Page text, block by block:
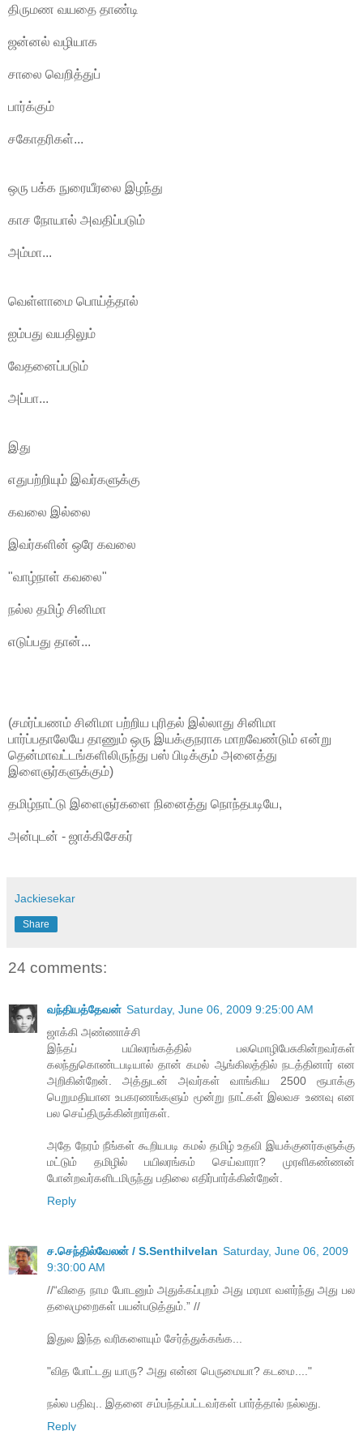
திருமண வயதை தாண்டி
ஜன்னல் வழியாக
சாலை வெறித்துப்
பார்க்கும்
சகோதரிகள்...
ஒரு பக்க நுரையீரலை இழந்து
காச நோயால் அவதிப்படும்
அம்மா...
வெள்ளாமை பொய்த்தால்
ஐம்பது வயதிலும்
வேதனைப்படும்
அப்பா...
இது
எதுபற்றியும் இவர்களுக்கு
கவலை இல்லை
இவர்களின் ஒரே கவலை
"வாழ்நாள் கவலை"
நல்ல தமிழ் சினிமா
எடுப்பது தான்...
(சமர்ப்பணம் சினிமா பற்றிய புரிதல் இல்லாது சினிமா
பார்ப்பதாலேயே தாணும் ஒரு இயக்குநராக மாறவேண்டும் என்று
தென்மாவட்டங்களிலிருந்து பஸ் பிடிக்கும் அனைத்து
இளைஞர்களுக்கும்)
தமிழ்நாட்டு இளைஞர்களை நினைத்து நொந்தபடியே,
அன்புடன் - ஜாக்கிசேகர்
Jackiesekar
Share
24 comments:
வந்தியத்தேவன் Saturday, June 06, 2009 9:25:00 AM
ஜாக்கி அண்ணாச்சி
இந்தப் பயிலரங்கத்தில் பலமொழிபேசுகின்றவர்கள்
கலந்துகொண்டபடியால் தான் கமல் ஆங்கிலத்தில் நடத்தினார் என
அறிகின்றேன். அத்துடன் அவர்கள் வாங்கிய 2500 ரூபாக்கு
பெறுமதியான உபகரணங்களும் மூன்று நாட்கள் இலவச உணவு என
பல செய்திருக்கின்றார்கள்.
அதே நேரம் நீங்கள் கூறியபடி கமல் தமிழ் உதவி இயக்குனர்களுக்கு
மட்டும் தமிழில் பயிலரங்கம் செய்வாரா? முரளிகண்ணன்
போன்றவர்களிடமிருந்து பதிலை எதிர்பார்க்கின்றேன்.
Reply
ச.செந்தில்வேலன் / S.Senthilvelan Saturday, June 06, 2009
9:30:00 AM
//“விதை நாம போடனும் அதுக்கப்புறம் அது மரமா வளர்ந்து அது பல
தலைமுறைகள் பயன்படுத்தும்.” //
இதுல இந்த வரிகளையும் சேர்த்துக்கங்க...
"வித போட்டது யாரு? அது என்ன பெருமையா? கடமை...."
நல்ல பதிவு.. இதனை சம்பந்தப்பட்டவர்கள் பார்த்தால் நல்லது.
Reply